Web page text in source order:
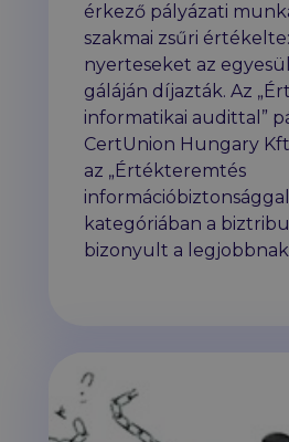
érkező pályázati
szakmai zsűri
nyerteseket az
gáláján díjazták. Az
informatikai audittal”
CertUnion Hungary
az „Értékteremtés
kategóriában a biz
bizonyult a